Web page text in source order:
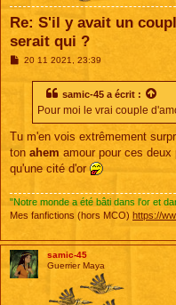
Re: S'il y avait un
serait qui ?
M20 11 2021, 23:39
samic-45 a écrit :
Pour moi le vrai couple
Tu m'en vois extrêmement
ton ahem amour pour ces
qu'une cité d'or
"Notre monde a été bâti dans l'or et
Mes fanfictions (hors MCO) https://
samic-45
Guerrier Maya